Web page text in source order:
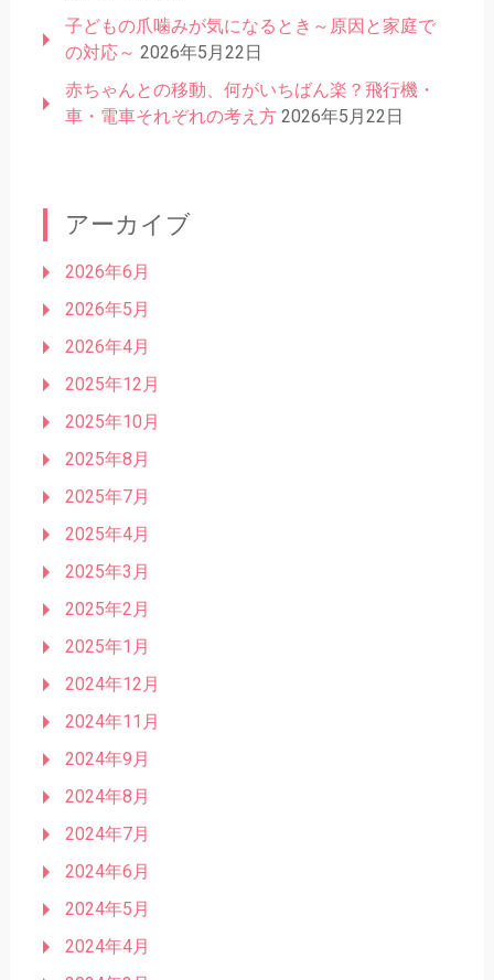
子どもの爪噛みが気になるとき～原因と家庭で
の対応～ 2026年5月22日
赤ちゃんとの移動、何がいちばん楽？飛行機・
車・電車それぞれの考え方 2026年5月22日
アーカイブ
2026年6月
2026年5月
2026年4月
2025年12月
2025年10月
2025年8月
2025年7月
2025年4月
2025年3月
2025年2月
2025年1月
2024年12月
2024年11月
2024年9月
2024年8月
2024年7月
2024年6月
2024年5月
2024年4月